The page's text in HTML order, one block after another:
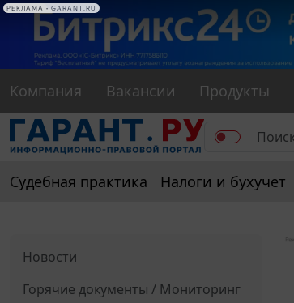
РЕКЛАМА
Компания Вакансии Продукты
Судебная практика Налоги и бухучет
Новости
Горячие документы / Мониторинг
РЕКЛАМА • GARANT.RU